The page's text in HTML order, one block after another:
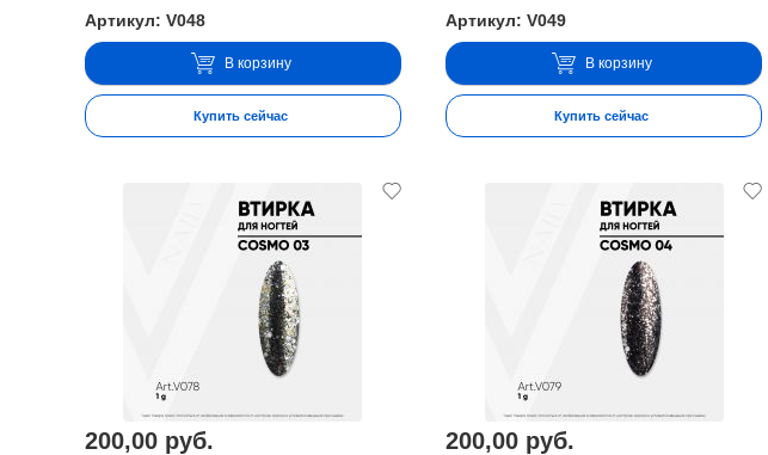
Артикул: V048
В корзину
Купить сейчас
Артикул: V049
В корзину
Купить сейчас
200,00 руб. 200,00 руб.